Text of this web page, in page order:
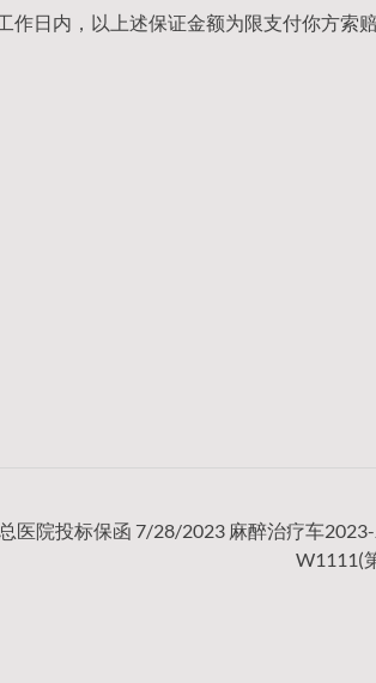
日内，以上述保证金额为限支付你方索赔
医院投标保函 7/28/2023 麻醉治疗车
W1111(